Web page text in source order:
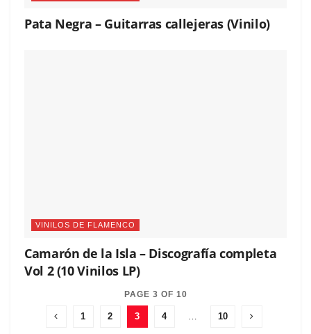
Pata Negra – Guitarras callejeras (Vinilo)
VINILOS DE FLAMENCO
Camarón de la Isla – Discografía completa
Vol 2 (10 Vinilos LP)
PAGE 3 OF 10
1 2 3 4 … 10